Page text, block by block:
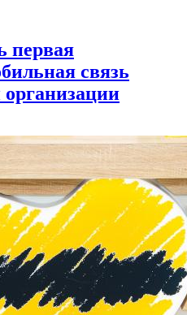
первая
связь
организации